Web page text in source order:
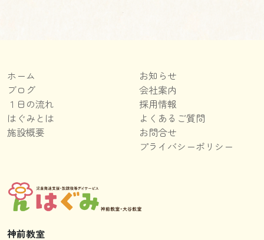
神前教室
ホーム
ブログ
１日の流れ
はぐみとは
施設概要
お知らせ
会社案内
採用情報
よくあるご質問
お問合せ
プライバシーポリシー